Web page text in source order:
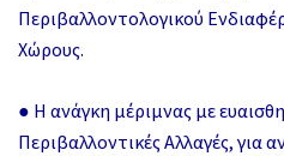
Περιβαλλοντολογικού
Χώρους.
● Η ανάγκη μέριμνας με
Περιβαλλοντικές Αλλαγές, για